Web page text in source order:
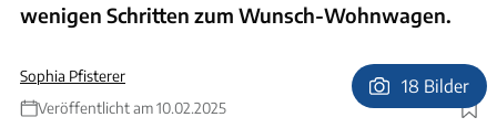
wenigen Schritten zum Wunsch-Wohnwagen.
Sophia Pfisterer
Veröffentlicht am 10.02.2025
Foto: Oleh_Slobodeniuk via Gettyimages
18 Bilder